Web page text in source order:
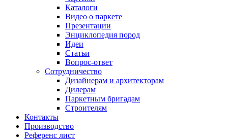
Каталоги
Видео о паркете
Презентации
Энциклопедия пород
Идеи
Статьи
Вопрос-ответ
Сотрудничество
Дизайнерам и архитекторам
Дилерам
Паркетным бригадам
Строителям
Контакты
Производство
Референс лист